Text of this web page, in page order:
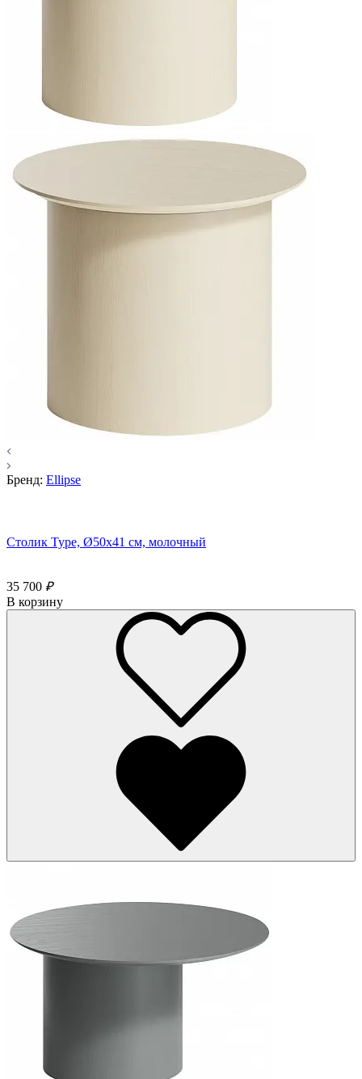
Бренд: Ellipse
Столик Type, Ø50х41 см, молочный
35 700 ₽
В корзину